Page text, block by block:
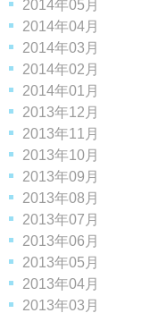
2014年05月
2014年04月
2014年03月
2014年02月
2014年01月
2013年12月
2013年11月
2013年10月
2013年09月
2013年08月
2013年07月
2013年06月
2013年05月
2013年04月
2013年03月